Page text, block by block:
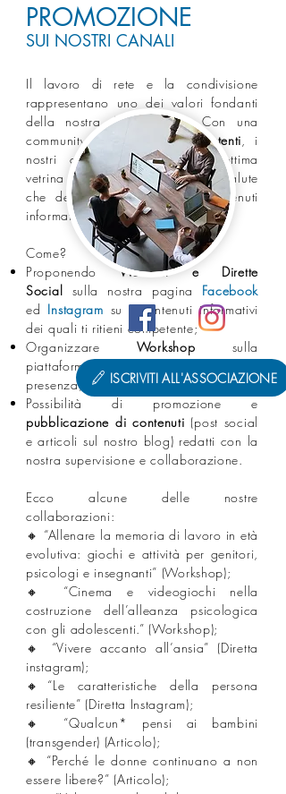
PROMOZIONE
SUI NOSTRI CANALI
Il lavoro di rete e la condivisione
rappresentano uno dei valori fondanti
della nostra Associazione. Con una
community di oltre
15 mila utenti, i
nostri canali social sono un’ottima
vetrina per i professionisti della salute
che desiderano promuovere contenuti
informativi circa la loro attività.⁣
Come?⁣
Proponendo Webinar e Dirette
Social sulla nostra pagina Facebook
ed Instagram su icontenuti informativi
dei quali ti ritieni competente;⁣
Organizzare Workshop sulla
piattaforma Google Meet e in
presenza;⁣
Possibilità di promozione e
pubblicazione di contenuti (post social
e articoli sul nostro blog) redatti con la
nostra supervisione e collaborazione.
Ecco alcune delle nostre
collaborazioni: ⁣
🔸 “Allenare la memoria di lavoro in età
evolutiva: giochi e attività per genitori,
psicologi e insegnanti” (Workshop);⁣
🔸 “Cinema e videogiochi nella
costruzione dell’alleanza psicologica
con gli adolescenti.” (Workshop);⁣
🔸 “Vivere accanto all’ansia” (Diretta
instagram);⁣
🔸“Le caratteristiche della persona
resiliente” (Diretta Instagram);⁣
🔸 “Qualcun* pensi ai bambini
(transgender) (Articolo);⁣
🔸 “Perché le donne continuano a non
essere libere?” (Articolo);⁣
ISCRIVITI ALL'ASSOCIAZIONE